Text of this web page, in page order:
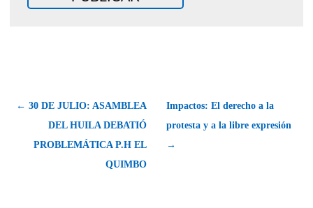
← 30 DE JULIO: ASAMBLEA
DEL HUILA DEBATIÓ
PROBLEMÁTICA P.H EL
QUIMBO
Impactos: El derecho a la
protesta y a la libre expresión
→